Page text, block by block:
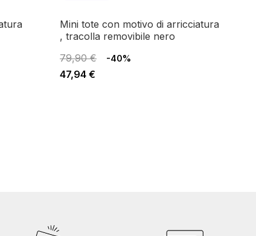
mini tote con motivo di arricciatura
, tracolla removibile nero
79,90 €
-40%
47,94 €